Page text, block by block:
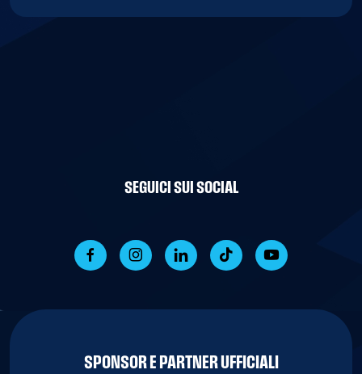
SEGUICI SUI SOCIAL
SPONSOR E PARTNER UFFICIALI